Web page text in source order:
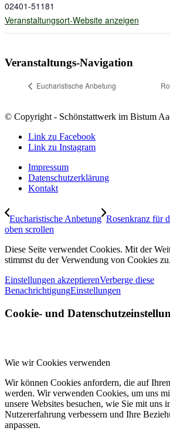
02401-51181
Veranstaltungsort-Website anzeigen
Veranstaltungs-Navigation
Eucharistische Anbetung
© Copyright - Schönstattwerk im Bistum
Link zu Facebook
Link zu Instagram
Impressum
Datenschutzerklärung
Kontakt
Eucharistische Anbetung Rosenkranz für
oben scrollen
Diese Seite verwendet Cookies. Mit der
stimmst du der Verwendung von Cookies zu.
Einstellungen akzeptierenVerberge diese
BenachrichtigungEinstellungen
Cookie- und
Wie wir Cookies verwenden
Wir können Cookies anfordern, die auf
werden. Wir verwenden Cookies, um uns
unsere Websites besuchen, wie Sie mit uns
Nutzererfahrung verbessern und Ihre
anpassen.